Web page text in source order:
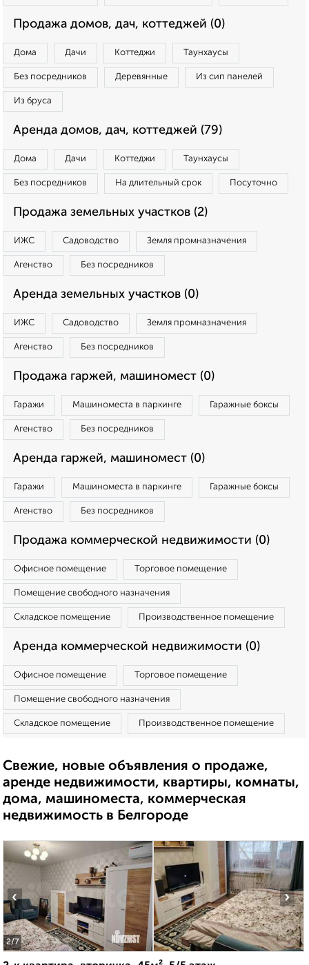
Продажа домов, дач, коттеджей (0)
Дома Дачи Коттеджи Таунхаусы
Без посредников Деревянные Из сип панелей
Из бруса
Аренда домов, дач, коттеджей (79)
Дома Дачи Коттеджи Таунхаусы
Без посредников На длительный срок Посуточно
Продажа земельных участков (2)
ИЖС Садоводство Земля промназначения
Агенство Без посредников
Аренда земельных участков (0)
ИЖС Садоводство Земля промназначения
Агенство Без посредников
Продажа гаржей, машиномест (0)
Гаражи Машиноместа в паркинге Гаражные боксы
Агенство Без посредников
Аренда гаржей, машиномест (0)
Гаражи Машиноместа в паркинге Гаражные боксы
Агенство Без посредников
Продажа коммерческой недвижимости (0)
Офисное помещение Торговое помещение
Помещение свободного назначения
Складское помещение Производственное помещение
Аренда коммерческой недвижимости (0)
Офисное помещение Торговое помещение
Помещение свободного назначения
Складское помещение Производственное помещение
Свежие, новые объявления о продаже,
аренде недвижимости, квартиры, комнаты,
дома, машиноместа, коммерческая
недвижимость в Белгороде
2/7
‹ ›